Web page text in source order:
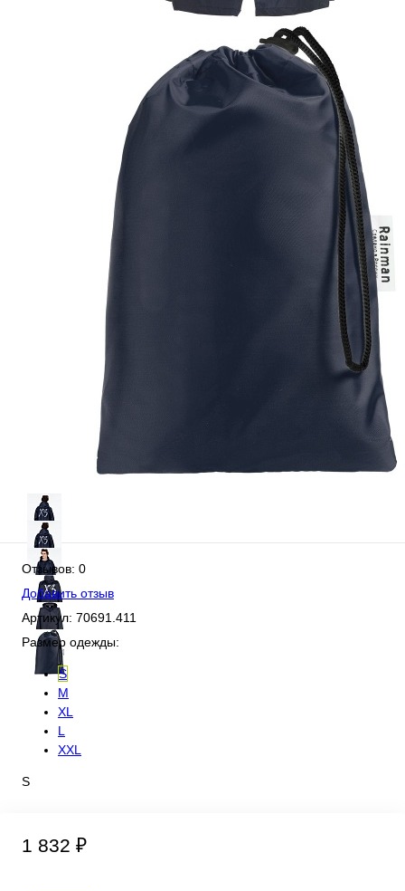
Отзывов: 0
Добавить отзыв
Артикул: 70691.411
Размер одежды:
S
M
XL
L
XXL
S
1 832 ₽